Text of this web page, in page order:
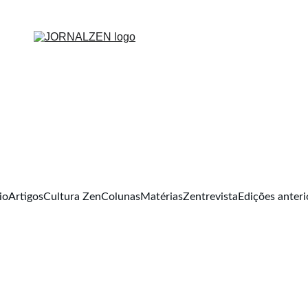
ArtigosCultura ZenColunasMatériasZentrevista Edições